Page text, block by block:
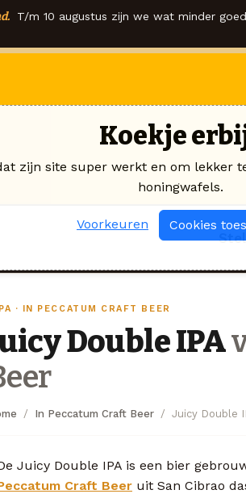
T/m 10 augustus zijn we wat minder
· IN PECCATUM CRAFT BEER
Double IPA
In Peccatum Craft Beer Juicy Double
Juicy Double IPA is een bier
Craft Beer uit San Cibrao
Koekje
zijn site super werkt en om lekker
honingwafels.
Voorkeuren Cookies